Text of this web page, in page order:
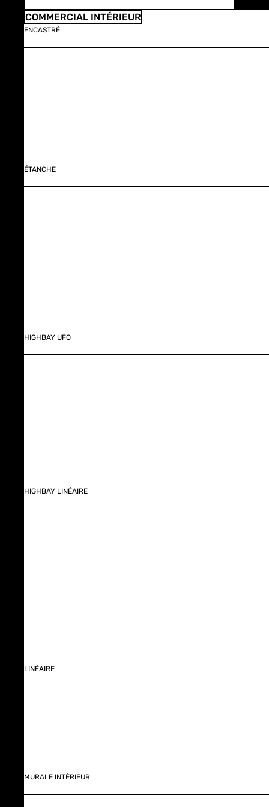
COMMERCIAL INTÉRIEUR
ENCASTRÉ
ÉTANCHE
HIGHBAY UFO
HIGHBAY LINÉAIRE
LINÉAIRE
MURALE INTÉRIEUR